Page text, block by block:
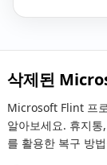
삭제된
Microsoft Flint 프
알아보세요. 휴지
를 활용한 복구 방